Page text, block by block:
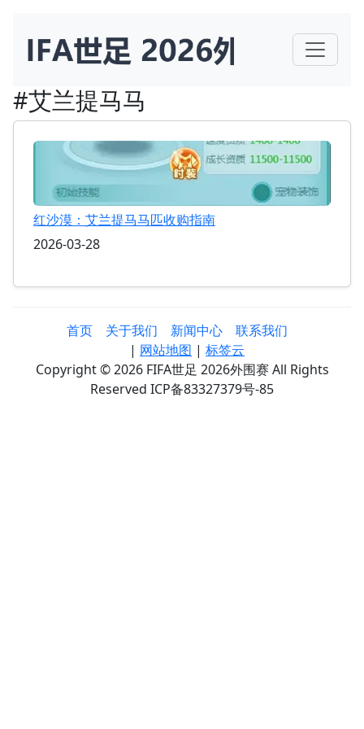
#艾兰提马马
红沙漠：艾兰提马马匹收购指南
2026-03-28
首页 关于我们 新闻中心
联系我们
| 网站地图 | 标签云
Copyright © 2026 FIFA世足 2026外围赛 All Rights
Reserved ICP备83327379号-85